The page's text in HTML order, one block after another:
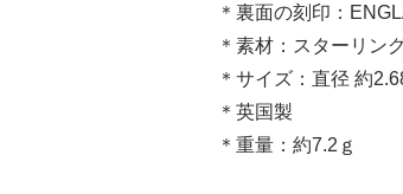
＊裏面の刻印：
＊素材：スターリン
＊サイズ：直径 約
＊英国製
＊重量：約7.2ｇ